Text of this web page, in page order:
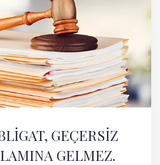
GEÇERSİZ
GELMEZ.